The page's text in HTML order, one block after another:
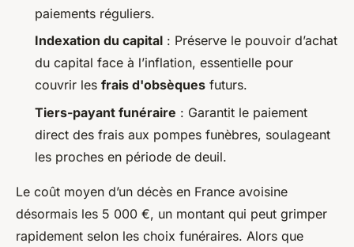
paiements réguliers.
Indexation du capital : Préserve le pouvoir d’achat
du capital face à l’inflation, essentielle pour
couvrir les frais d'obsèques futurs.
Tiers-payant funéraire : Garantit le paiement
direct des frais aux pompes funèbres, soulageant
les proches en période de deuil.
Le coût moyen d’un décès en France avoisine
désormais les 5 000 €, un montant qui peut grimper
rapidement selon les choix funéraires. Alors que